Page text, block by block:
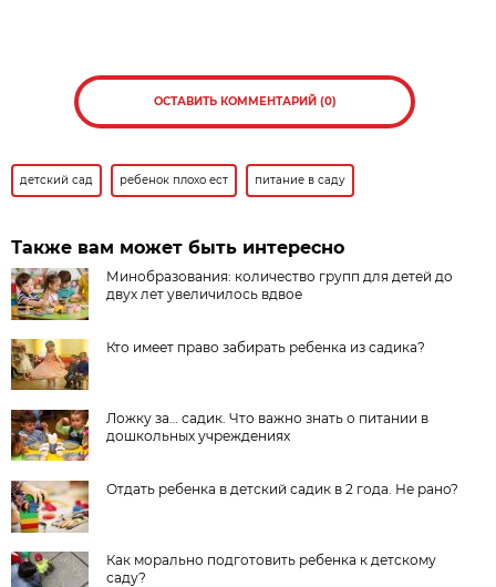
ОСТАВИТЬ КОММЕНТАРИЙ (0)
детский сад ребенок плохо ест питание в саду
Также вам может быть интересно
Минобразования: количество групп для детей до
двух лет увеличилось вдвое
Кто имеет право забирать ребенка из садика?
Ложку за… садик. Что важно знать о питании в
дошкольных учреждениях
Отдать ребенка в детский садик в 2 года. Не рано?
Как морально подготовить ребенка к детскому
саду?